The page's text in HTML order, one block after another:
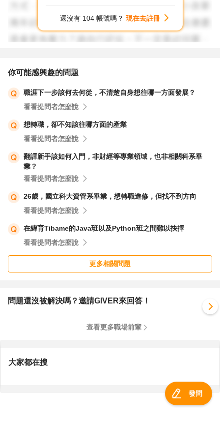
還沒有 104 帳號嗎？ 現在去註冊
你可能感興趣的問題
職涯下一步該何去何從，不清楚自身想往哪一方面發展？
看看提問者怎麼說
想轉職，卻不知該往哪方面的產業
看看提問者怎麼說
翻譯新手該如何入門，非財經等專業領域，也非相關科系畢
業？
看看提問者怎麼說
26歲，國立科大資管系畢業，想轉職進修，但找不到方向
看看提問者怎麼說
在緯育Tibame的Java班以及Python班之間難以抉擇
看看提問者怎麼說
更多相關問題
問題還沒被解決嗎？邀請GIVER來回答！
查看更多職場前輩
大家都在搜
發問